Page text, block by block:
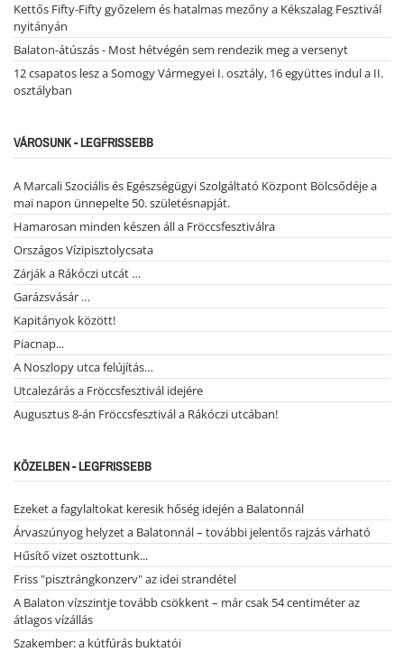
Kettős Fifty-Fifty győzelem és hatalmas mezőny a Kékszalag Fesztivál
nyitányán
Balaton-átúszás - Most hétvégén sem rendezik meg a versenyt
12 csapatos lesz a Somogy Vármegyei I. osztály, 16 együttes indul a II.
osztályban
VÁROSUNK - LEGFRISSEBB
A Marcali Szociális és Egészségügyi Szolgáltató Központ Bölcsődéje a
mai napon ünnepelte 50. születésnapját.
Hamarosan minden készen áll a Fröccsfesztiválra
Országos Vízipisztolycsata
Zárják a Rákóczi utcát …
Garázsvásár …
Kapitányok között!
Piacnap...
A Noszlopy utca felújítás…
Utcalezárás a Fröccsfesztivál idejére
Augusztus 8-án Fröccsfesztivál a Rákóczi utcában!
KÖZELBEN - LEGFRISSEBB
Ezeket a fagylaltokat keresik hőség idején a Balatonnál
Árvaszúnyog helyzet a Balatonnál – további jelentős rajzás várható
Hűsítő vizet osztottunk...
Friss "pisztrángkonzerv" az idei strandétel
A Balaton vízszintje tovább csökkent – már csak 54 centiméter az
átlagos vízállás
Szakember: a kútfúrás buktatói